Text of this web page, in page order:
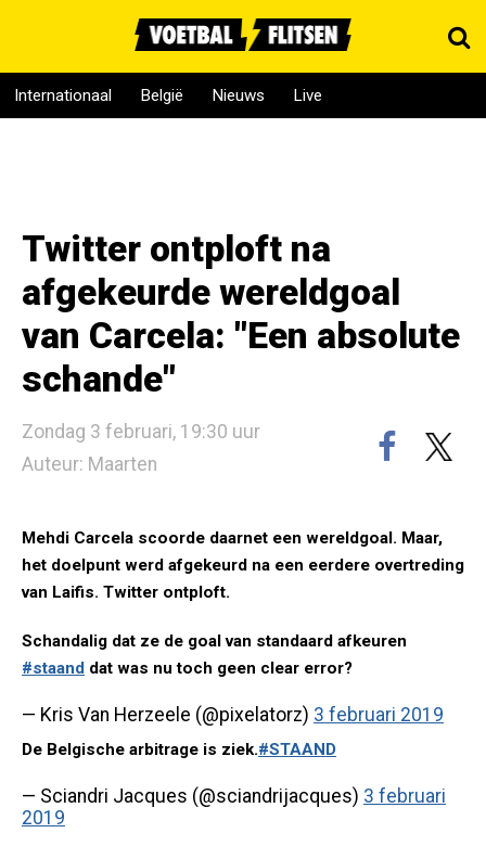
Internationaal België Nieuws Live
Twitter ontploft na
afgekeurde wereldgoal
van Carcela: "Een absolute
schande"
Zondag 3 februari, 19:30 uur
Auteur: Maarten
Mehdi Carcela scoorde daarnet een wereldgoal. Maar,
het doelpunt werd afgekeurd na een eerdere overtreding
van Laifis. Twitter ontploft.
Schandalig dat ze de goal van standaard afkeuren
#staand dat was nu toch geen clear error?
— Kris Van Herzeele (@pixelatorz) 3 februari 2019
De Belgische arbitrage is ziek.#STAAND
— Sciandri Jacques (@sciandrijacques) 3 februari
2019